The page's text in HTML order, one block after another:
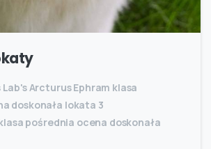
Arcturus Ephram klasa
doskonała lokata 3
pośrednia ocena doskonała